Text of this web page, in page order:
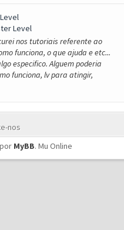
Level
nos tutoriais referente ao
funciona, o que ajuda e etc...
especifico. Alguem poderia
funciona, lv para atingir,
nos
MyBB. Mu Online